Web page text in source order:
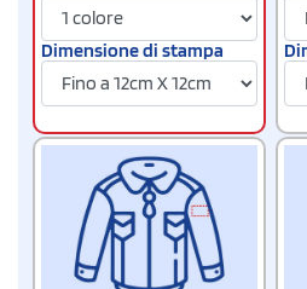
Dimensione di stampa